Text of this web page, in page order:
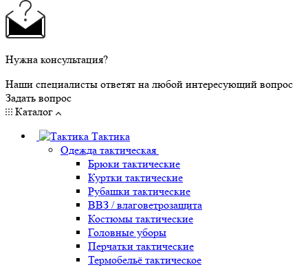
Нужна консультация?
Наши специалисты ответят на любой интересующий вопрос
Задать вопрос
Каталог
Тактика
Одежда тактическая
Брюки тактические
Куртки тактические
Рубашки тактические
ВВЗ / влаговетрозащита
Костюмы тактические
Головные уборы
Перчатки тактические
Термобельё тактическое